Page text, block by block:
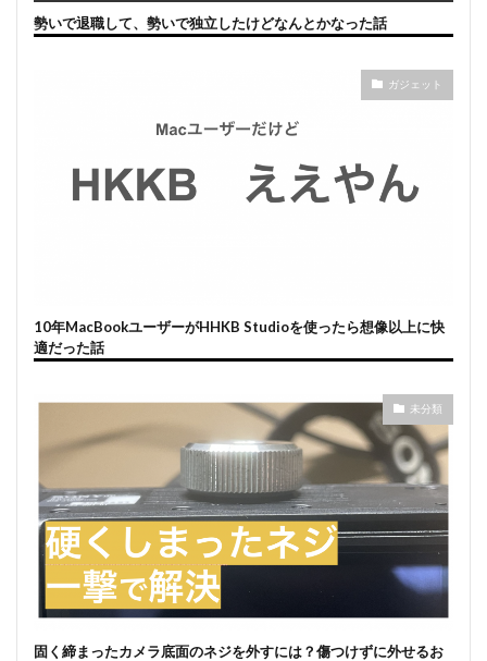
勢いで退職して、勢いで独立したけどなんとかなった話
ガジェット
10年MacBookユーザーがHHKB Studioを使ったら想像以上に快
適だった話
未分類
固く締まったカメラ底面のネジを外すには？傷つけずに外せるお